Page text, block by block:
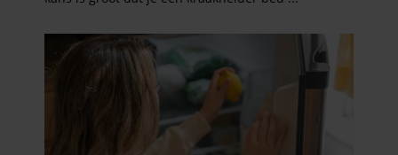
partners kunnen deze gegevens combineren met andere
informatie die u aan ze heeft verstrekt of die ze hebben
verzameld op basis van uw gebruik van hun services. U
gaat akkoord met onze cookies als u onze website blijft